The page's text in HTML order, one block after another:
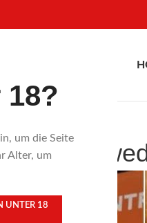
um die Seite
Alter, um
UNTER 18
in